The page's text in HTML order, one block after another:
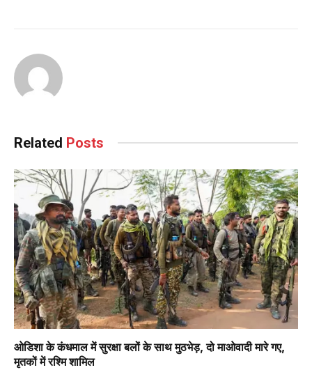
Related Posts
ओडिशा के कंधमाल में सुरक्षा बलों के साथ मुठभेड़, दो माओवादी मारे गए,
मृतकों में रश्मि शामिल